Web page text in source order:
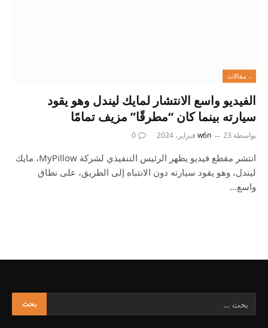
، مقالات
الفيديو واسع الانتشار لمايك ليندل وهو يقود
سيارته بينما كان “مطرقًا” مزيف تمامًا
بواسطة w6n 23 فبراير، 2024 0
انتشر مقطع فيديو يظهر الرئيس التنفيذي لشركة MyPillow، مايك
ليندل، وهو يقود سيارته دون الانتباه إلى الطريق، على نطاق
واسع…